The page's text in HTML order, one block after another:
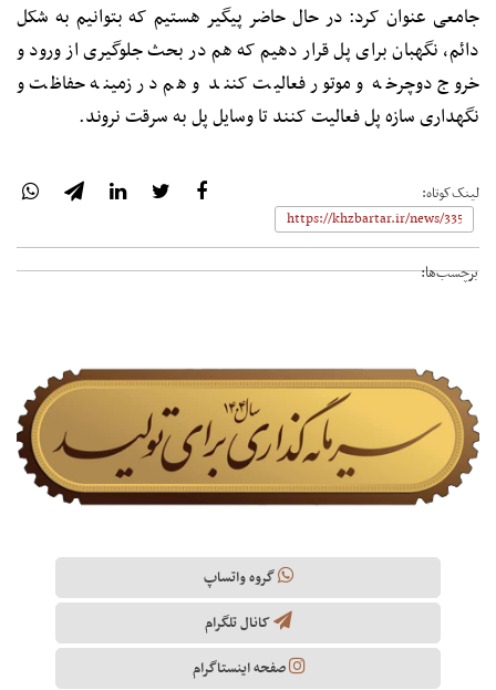
جامعی عنوان کرد: در حال حاضر پیگیر هستیم که بتوانیم به شکل
دائم، نگهبان برای پل قرار دهیم که هم در بحث جلوگیری از ورود و
خروج دوچرخه و موتور فعالیت کنند و هم در زمینه حفاظت و
نگهداری سازه پل فعالیت کنند تا وسایل پل به سرقت نروند.
لینک‌کوتاه:
برچسب‌ها:
گروه واتساپ
کانال تلگرام
صفحه اینستاگرام